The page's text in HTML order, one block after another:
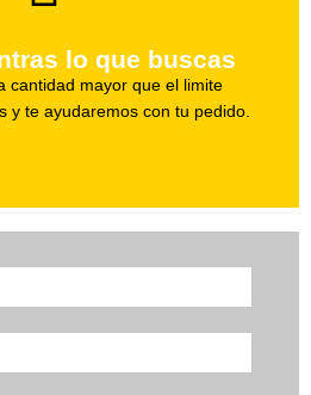
lo que buscas
cantidad mayor que el limite
y te ayudaremos con tu pedido.
tu pedido